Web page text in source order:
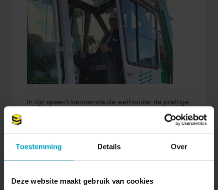
Toestemming Details Over
Deze website maakt gebruik van cookies
In zijn speech benoemde de wethouder de prettige
woonbehoeften hebben onze volle aandacht.
Daarom zijn we erg blij met een prachtige
nieuwbouwontwikkeling zoals deze in onze
gemeente. Daarbij hebben we op een prettige
manier zaken gedaan met de projectontwikkelaar